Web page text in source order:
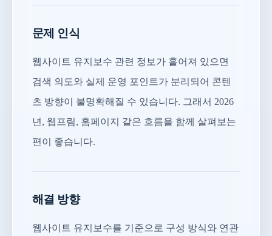
문제 인식
웹사이트 유지보수 관련 정보가 흩어져 있으면
검색 의도와 실제 운영 포인트가 분리되어 콘텐
츠 방향이 불명확해질 수 있습니다. 그래서 2026
년, 웹프림, 홈페이지 같은 흐름을 함께 살펴보는
편이 좋습니다.
해결 방향
웹사이트 유지보수를 기준으로 구성 방식와 연관